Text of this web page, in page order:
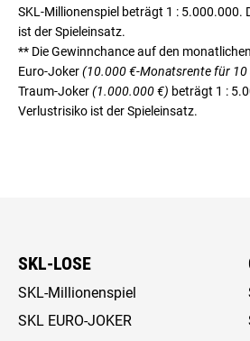
SKL-Millionenspiel beträgt 1 : 5.000.000.
ist der Spieleinsatz.
** Die Gewinnchance auf den
Euro-Joker(10.000 €-Monatsrente für 10
Traum-Joker(1.000.000 €) beträgt 1 :
Verlustrisiko ist der Spieleinsatz.
SKL-LOSE
SKL-Millionenspiel
SKL EURO-JOKER